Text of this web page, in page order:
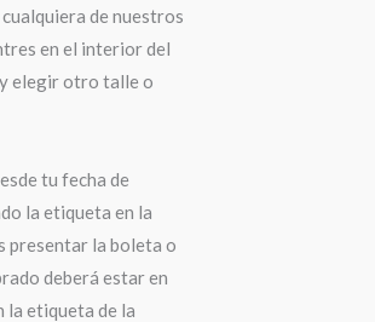
de nuestros
en el interior del
elegir otro talle o
tu fecha de
la etiqueta en la
presentar la boleta o
deberá estar en
la etiqueta de la